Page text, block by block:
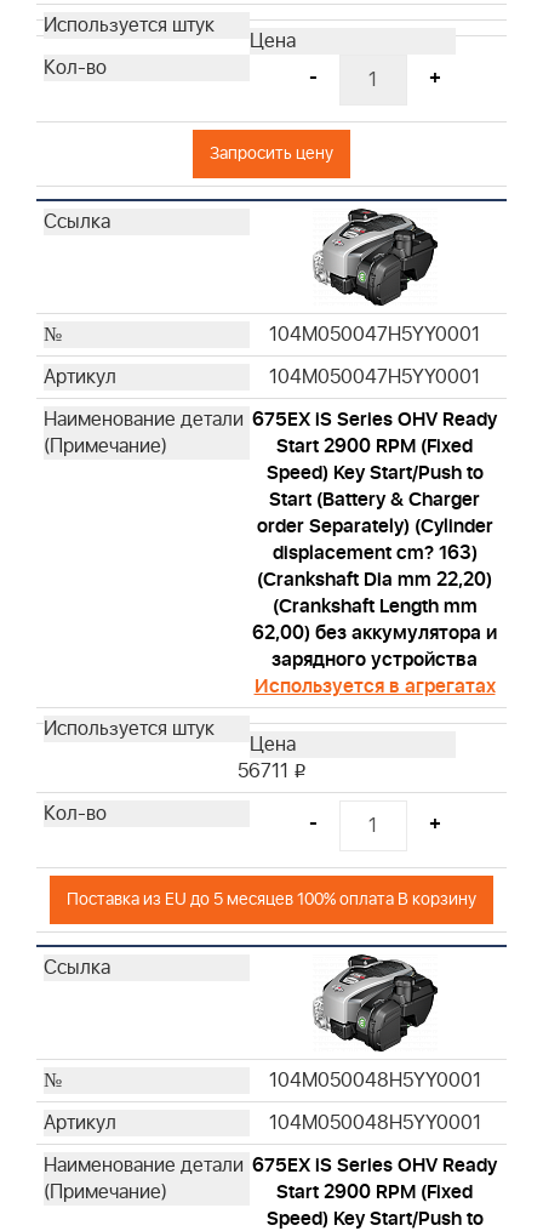
- +
Запросить цену
104M050047H5YY0001
104M050047H5YY0001
675EX iS Series OHV Ready
Start 2900 RPM (Fixed
Speed) Key Start/Push to
Start (Battery & Charger
order Separately) (Cylinder
displacement cm? 163)
(Crankshaft Dia mm 22,20)
(Crankshaft Length mm
62,00) без аккумулятора и
зарядного устройства
Используется в агрегатах
56711 i
- +
Поставка из EU до 5 месяцев 100% оплата В корзину
104M050048H5YY0001
104M050048H5YY0001
675EX iS Series OHV Ready
Start 2900 RPM (Fixed
Speed) Key Start/Push to